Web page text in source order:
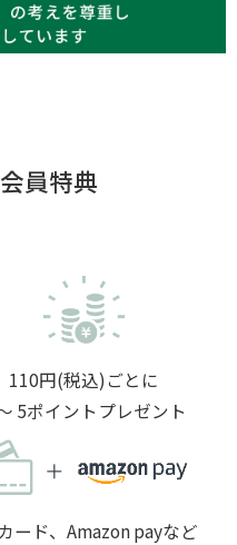
員特典
110円(税込)ごとに
5ポイントプレゼント
ード、Amazon payなど